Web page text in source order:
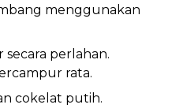
menggunakan
perlahan.
rata.
cokelat putih.